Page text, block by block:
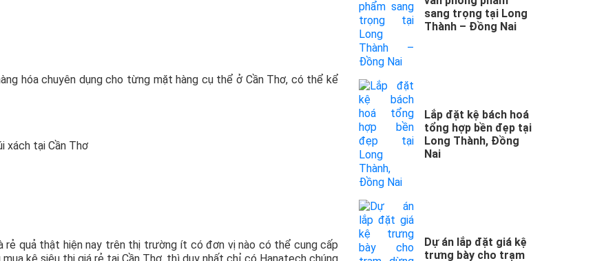
hóa chuyên dụng cho từng mặt hàng cụ thể ở Cần Thơ, có thể kể
xách tại Cần Thơ
rẻ quả thật hiện nay trên thị trường ít có đơn vị nào có thể cung cấp
sang trọng tại Long
Thành – Đồng Nai
Lắp đặt kệ bách hoá
tổng hợp bền đẹp tại
Long Thành, Đồng
Nai
Dự án lắp đặt giá kệ
trưng bày cho trạm